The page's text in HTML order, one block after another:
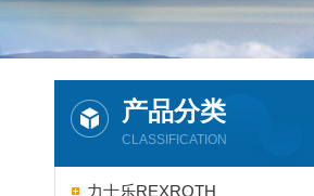
产品分类
CLASSIFICATION
力士乐REXROTH